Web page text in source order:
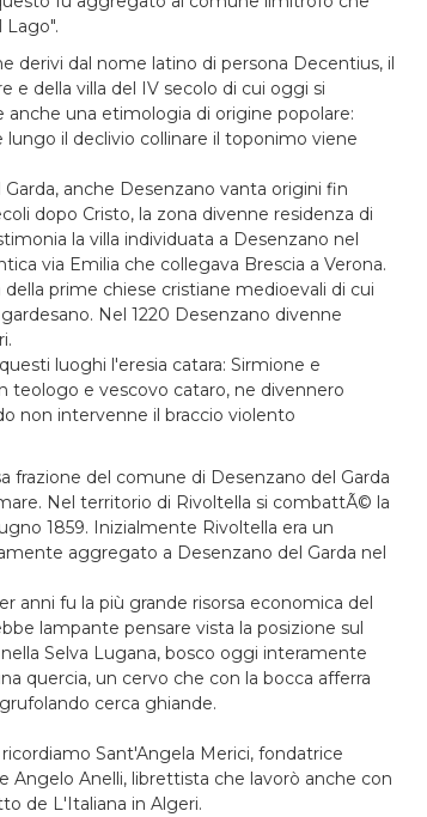
Lago".
derivi dal nome latino di persona Decentius, il
e della villa del IV secolo di cui oggi si
anche una etimologia di origine popolare:
il declivio collinare il toponimo viene
anche Desenzano vanta origini fin
dopo Cristo, la zona divenne residenza di
la villa individuata a Desenzano nel
via Emilia che collegava Brescia a Verona.
prime chiese cristiane medioevali di cui
Nel 1220 Desenzano divenne
luoghi l'eresia catara: Sirmione e
teologo e vescovo cataro, ne divennero
non intervenne il braccio violento
frazione del comune di Desenzano del Garda
Nel territorio di Rivoltella si combattÃ© la
1859. Inizialmente Rivoltella era un
aggregato a Desenzano del Garda nel
anni fu la più grande risorsa economica del
lampante pensare vista la posizione sul
Selva Lugana, bosco oggi interamente
quercia, un cervo che con la bocca afferra
cerca ghiande.
Sant'Angela Merici, fondatrice
Angelo Anelli, librettista che lavorò anche con
de L'Italiana in Algeri.